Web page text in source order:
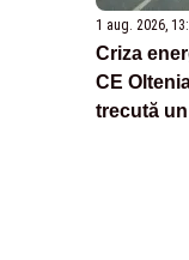
1 aug. 2026,
Criza
CE
trecută